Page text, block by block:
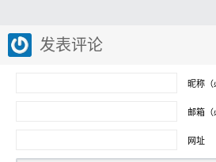
发表评论
昵称（
邮箱（
网址